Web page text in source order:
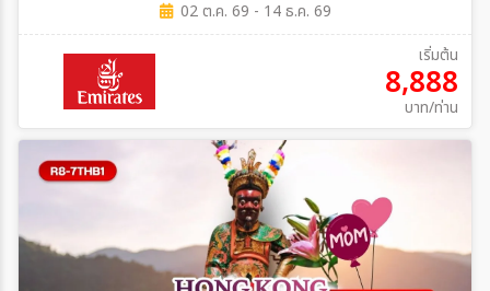
02 ต.ค. 69 - 14 ธ.ค. 69
เริ่มต้น
8,888
บาท/ท่าน